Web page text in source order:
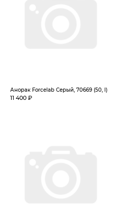
Анорак Forcelab Серый, 70669 (50, l)
11 400 ₽